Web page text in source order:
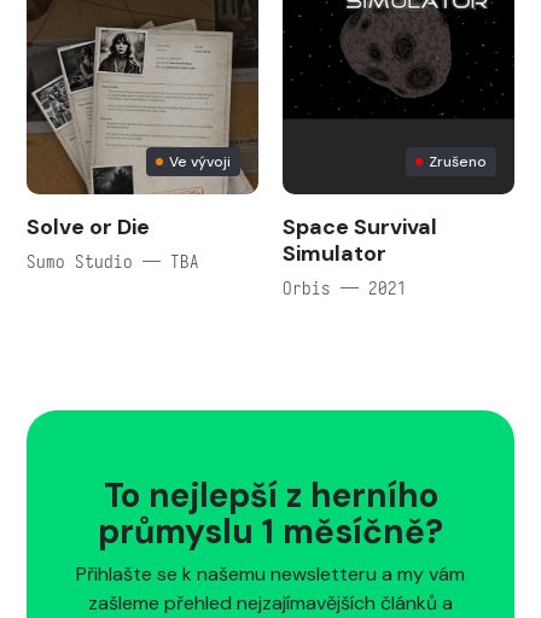
Ve vývoji
Solve or Die
Sumo Studio — TBA
Zrušeno
Space Survival
Simulator
Orbis — 2021
To nejlepší z herního
průmyslu 1 měsíčně?
Přihlašte se k našemu newsletteru a my vám
zašleme přehled nejzajímavějších článků a